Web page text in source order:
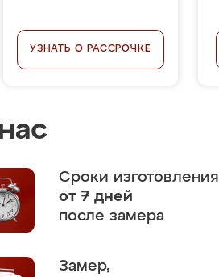
УЗНАТЬ О РАССРОЧКЕ
Сроки изготовления
от 7 дней
после замера
Замер,